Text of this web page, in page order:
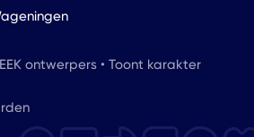
ontwerpers • Toont karakter